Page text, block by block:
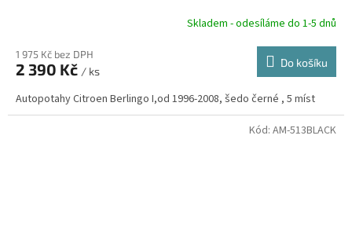
R
Skladem - odesíláme do 1-5 dnů
1 975 Kč bez DPH
2 390 Kč / ks
Do košíku
Autopotahy Citroen Berlingo I,od 1996-2008, šedo černé , 5 míst
Kód: AM-513BLACK